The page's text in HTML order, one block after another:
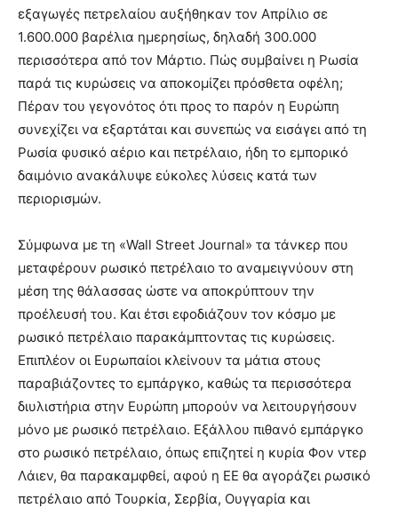
εξαγωγές πετρελαίου αυξήθηκαν τον Απρίλιο σε
1.600.000 βαρέλια ημερησίως, δηλαδή 300.000
περισσότερα από τον Μάρτιο. Πώς συμβαίνει η Ρωσία
παρά τις κυρώσεις να αποκομίζει πρόσθετα οφέλη;
Πέραν του γεγονότος ότι προς το παρόν η Ευρώπη
συνεχίζει να εξαρτάται και συνεπώς να εισάγει από τη
Ρωσία φυσικό αέριο και πετρέλαιο, ήδη το εμπορικό
δαιμόνιο ανακάλυψε εύκολες λύσεις κατά των
περιορισμών.
Σύμφωνα με τη «Wall Street Journal» τα τάνκερ που
μεταφέρουν ρωσικό πετρέλαιο το αναμειγνύουν στη
μέση της θάλασσας ώστε να αποκρύπτουν την
προέλευσή του. Και έτσι εφοδιάζουν τον κόσμο με
ρωσικό πετρέλαιο παρακάμπτοντας τις κυρώσεις.
Επιπλέον οι Ευρωπαίοι κλείνουν τα μάτια στους
παραβιάζοντες το εμπάργκο, καθώς τα περισσότερα
διυλιστήρια στην Ευρώπη μπορούν να λειτουργήσουν
μόνο με ρωσικό πετρέλαιο. Εξάλλου πιθανό εμπάργκο
στο ρωσικό πετρέλαιο, όπως επιζητεί η κυρία Φον ντερ
Λάιεν, θα παρακαμφθεί, αφού η ΕΕ θα αγοράζει ρωσικό
πετρέλαιο από Τουρκία, Σερβία, Ουγγαρία και